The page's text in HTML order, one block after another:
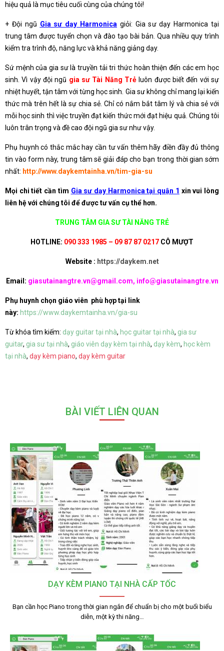
hiệu quả là mục tiêu cuối cùng của chúng tôi!
+ Đội ngũ Gia sư dạy Harmonica giỏi: Gia sư dạy Harmonica tại
trung tâm được tuyển chọn và đào tạo bài bản. Qua nhiều quy trình
kiểm tra trình độ, năng lực và khả năng giảng dạy.
Sứ mệnh của gia sư là truyền tải tri thức hoàn thiện đến các em học
sinh. Vì vậy đội ngũ gia sư Tài Năng Trẻ luôn được biết đến với sự
nhiệt huyết, tận tâm với từng học sinh. Gia sư không chỉ mang lại kiến
thức mà trên hết là sự chia sẻ. Chỉ có nắm bắt tâm lý và chia sẻ với
mỗi học sinh thì việc truyền đạt kiến thức mới đạt hiệu quả. Chúng tôi
luôn trân trọng và đề cao đội ngũ gia sư như vậy.
Phụ huynh có thắc mắc hay cần tư vấn thêm hãy điền đầy đủ thông
tin vào form này, trung tâm sẽ giải đáp cho bạn trong thời gian sớm
nhất: http://www.daykemtainha.vn/tim-gia-su
Mọi chi tiết cần tìm Gia sư dạy Harmonica tại quận 1 xin vui lòng
liên hệ với chúng tôi để được tư vấn cụ thể hơn.
TRUNG TÂM GIA SƯ TÀI NĂNG TRẺ
HOTLINE: 090 333 1985 – 09 87 87 0217 CÔ MƯỢT
Website : https://daykem.net
Email: giasutainangtre.vn@gmail.com, info@giasutainangtre.vn
Phụ huynh chọn giáo viên phù hợp tại link
này: https://www.daykemtainha.vn/gia-su
Từ khóa tìm kiếm: dạy guitar tại nhà, học guitar tại nhà, gia sư
guitar, gia sư tại nhà, giáo viên dạy kèm tại nhà, dạy kèm, học kèm
tại nhà, dạy kèm piano, dạy kèm guitar
BÀI VIẾT LIÊN QUAN
DẠY KÈM PIANO TẠI NHÀ CẤP TỐC
Bạn cần học Piano trong thời gian ngắn để chuẩn bị cho một buổi biểu
diễn, một kỳ thi năng…